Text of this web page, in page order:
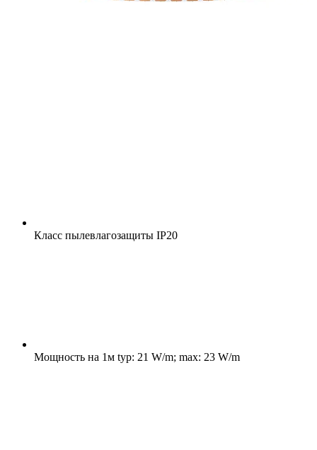
Класс пылевлагозащиты IP20
Мощность на 1м typ: 21 W/m; max: 23 W/m